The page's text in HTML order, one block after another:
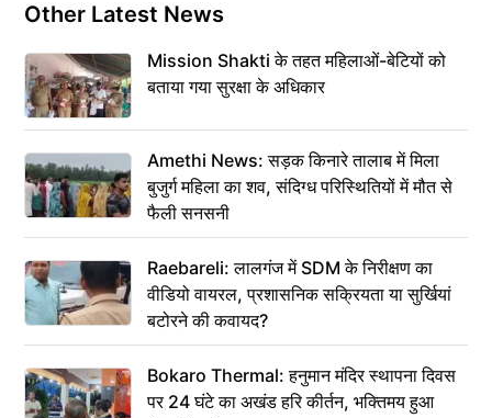
Other Latest News
Mission Shakti के तहत महिलाओं-बेटियों को
बताया गया सुरक्षा के अधिकार
Amethi News: सड़क किनारे तालाब में मिला
बुजुर्ग महिला का शव, संदिग्ध परिस्थितियों में मौत से
फैली सनसनी
Raebareli: लालगंज में SDM के निरीक्षण का
वीडियो वायरल, प्रशासनिक सक्रियता या सुर्खियां
बटोरने की कवायद?
Bokaro Thermal: हनुमान मंदिर स्थापना दिवस
पर 24 घंटे का अखंड हरि कीर्तन, भक्तिमय हुआ